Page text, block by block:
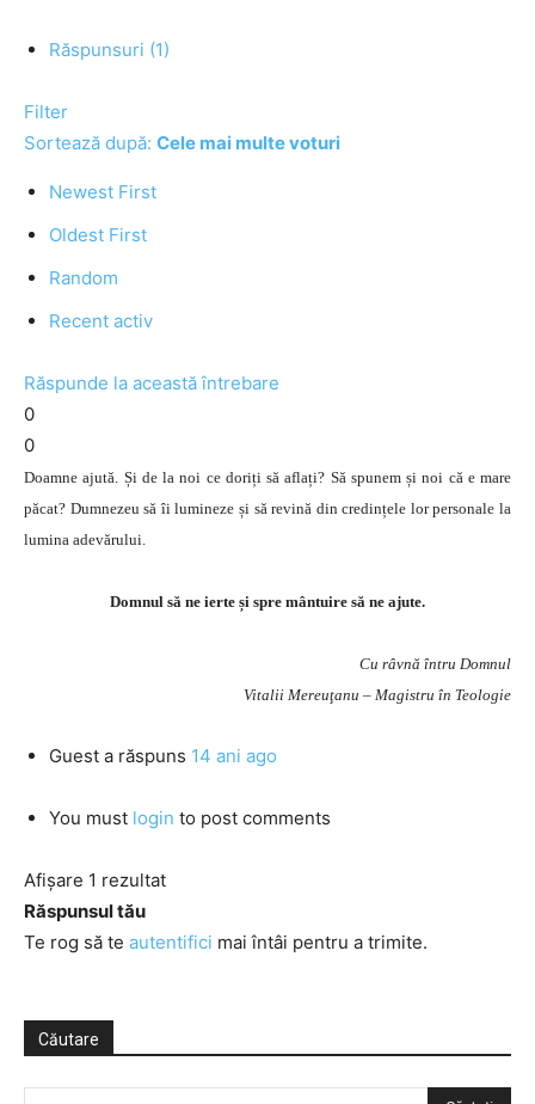
Răspunsuri (1)
Filter
Sortează după: Cele mai multe voturi
Newest First
Oldest First
Random
Recent activ
Răspunde la această întrebare
0
0
Doamne ajută. Și de la noi ce doriți să aflați? Să spunem și noi că e mare
păcat? Dumnezeu să îi lumineze și să revină din credințele lor personale la
lumina adevărului.
Domnul să ne ierte și spre mântuire să ne ajute.
Cu râvnă întru Domnul
Vitalii Mereuţanu – Magistru în Teologie
Guest a răspuns 14 ani ago
You must login to post comments
Afișare 1 rezultat
Răspunsul tău
Te rog să te autentifici mai întâi pentru a trimite.
Căutare